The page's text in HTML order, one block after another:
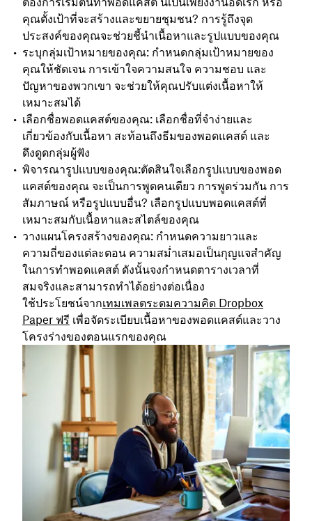
คุณตั้งเป้าที่จะสร้างและขยายชุมชน? การรู้ถึงจุด
ประสงค์ของคุณจะช่วยชี้นำเนื้อหาและรูปแบบของคุณ
ระบุกลุ่มเป้าหมายของคุณ: กำหนดกลุ่มเป้าหมายของ
คุณให้ชัดเจน การเข้าใจความสนใจ ความชอบ และ
ปัญหาของพวกเขา จะช่วยให้คุณปรับแต่งเนื้อหาให้
เหมาะสมได้
เลือกชื่อพอดแคสต์ของคุณ: เลือกชื่อที่จำง่ายและ
เกี่ยวข้องกับเนื้อหา สะท้อนถึงธีมของพอดแคสต์ และ
ดึงดูดกลุ่มผู้ฟัง
พิจารณารูปแบบของคุณ:ตัดสินใจเลือกรูปแบบของพอด
แคสต์ของคุณ จะเป็นการพูดคนเดียว การพูดร่วมกัน การ
สัมภาษณ์ หรือรูปแบบอื่น? เลือกรูปแบบพอดแคสต์ที่
เหมาะสมกับเนื้อหาและสไตล์ของคุณ
วางแผนโครงสร้างของคุณ: กำหนดความยาวและ
ความถี่ของแต่ละตอน ความสม่ำเสมอเป็นกุญแจสำคัญ
ในการทำพอดแคสต์ ดังนั้นจงกำหนดตารางเวลาที่
สมจริงและสามารถทำได้อย่างต่อเนื่อง
ใช้ประโยชน์จากเทมเพลตระดมความคิด Dropbox
Paper ฟรี เพื่อจัดระเบียบเนื้อหาของพอดแคสต์และวาง
โครงร่างของตอนแรกของคุณ